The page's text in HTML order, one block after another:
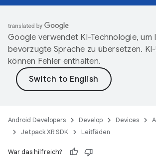
Google verwendet KI-Technologie, um
bevorzugte Sprache zu übersetzen.
können Fehler enthalten.
Android Developers Develop Devices
Jetpack XR SDK
Leitfäden
War das hilfreich?